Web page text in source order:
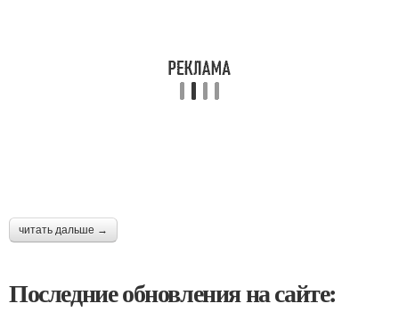
читать дальше →
Последние обновления на сайте: